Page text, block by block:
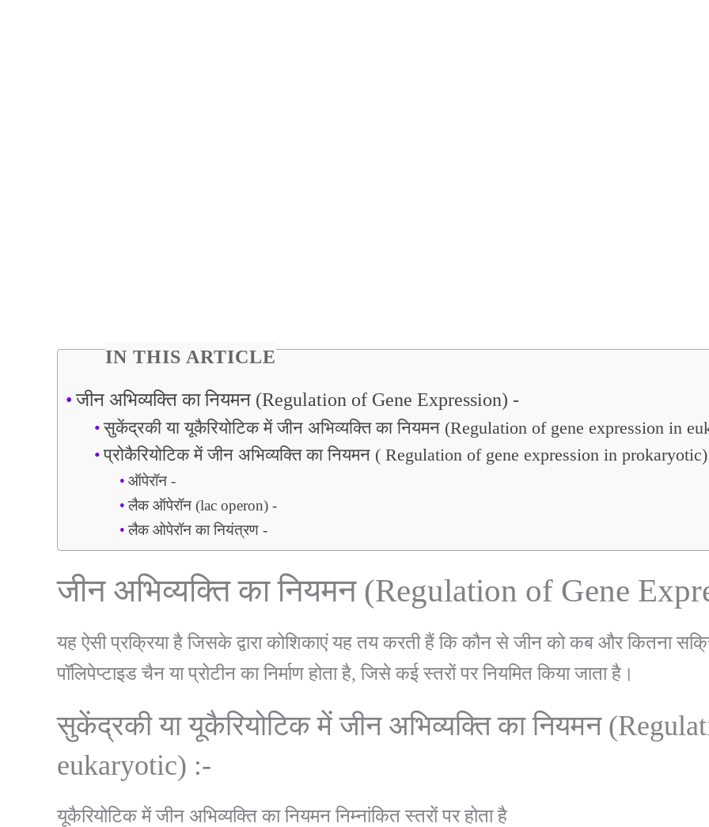
IN THIS ARTICLE
जीन अभिव्यक्ति का नियमन (Regulation of Gene Expression) -
सुकेंद्रकी या यूकैरियोटिक में जीन अभिव्यक्ति का नियमन (Regulation of gene expression in
प्रोकैरियोटिक में जीन अभिव्यक्ति का नियमन ( Regulation of gene expression in
ऑपेरॉन -
लैक ऑपेरॉन (lac operon) -
लैक ओपेरॉन का नियंत्रण -
जीन अभिव्यक्ति का नियमन (Regulation of Gene
यह ऐसी प्रक्रिया है जिसके द्वारा कोशिकाएं यह तय करती हैं कि कौन से जीन को कब और कितना
पॉलिपेप्टाइड चैन या प्रोटीन का निर्माण होता है, जिसे कई स्तरों पर नियमित किया जाता है।
सुकेंद्रकी या यूकैरियोटिक में जीन अभिव्यक्ति का नियमन
eukaryotic) :-
यूकैरियोटिक में जीन अभिव्यक्ति का नियमन निम्नांकित स्तरों पर होता है